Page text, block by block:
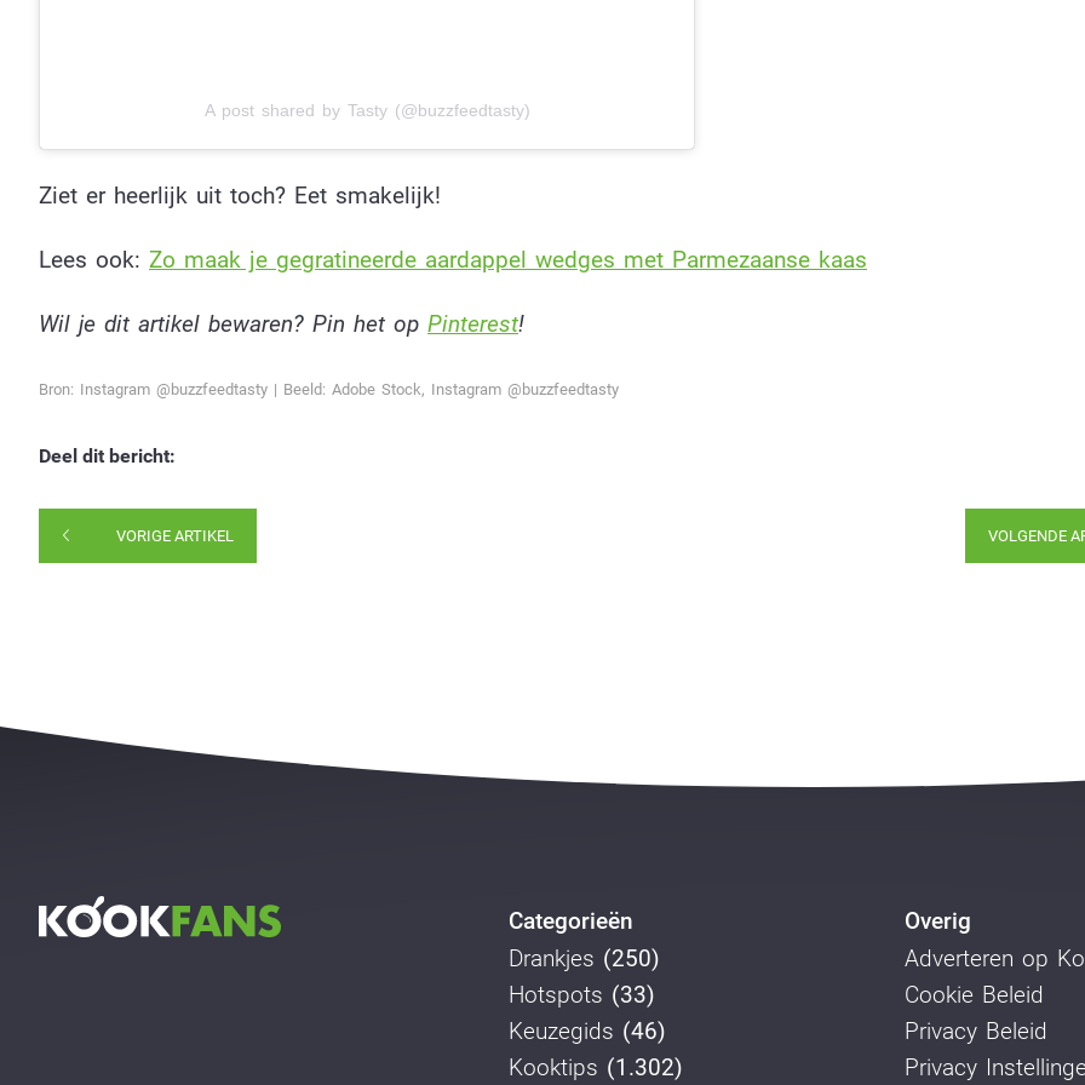
A post shared by Tasty (@buzzfeedtasty)
Ziet er heerlijk uit toch? Eet smakelijk!
Lees ook: Zo maak je gegratineerde aardappel wedges met Parmezaanse kaas
Wil je dit artikel bewaren? Pin het op Pinterest!
Bron: Instagram @buzzfeedtasty | Beeld: Adobe Stock, Instagram @buzzfeedtasty
Deel dit bericht:
VORIGE ARTIKEL VOLGENDE
Categorieën
Drankjes (250)
Hotspots (33)
Keuzegids (46)
Kooktips (1.302)
Overig
Adverteren op
Cookie Beleid
Privacy Beleid
Privacy